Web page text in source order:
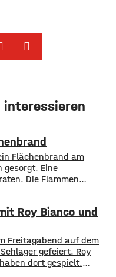
interessieren
Flächenbrand am
gesorgt. Eine
Die Flammen
aus. Auch
kamen die
und fünf
Roy Bianco und
Freitagabend auf dem
gefeiert. Roy
dort gespielt.